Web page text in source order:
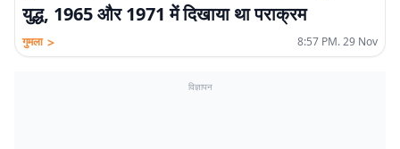
युद्ध, 1965 और 1971 में दिखाया था पराक्रम
गुमला > 8:57 PM. 29 Nov
विज्ञापन